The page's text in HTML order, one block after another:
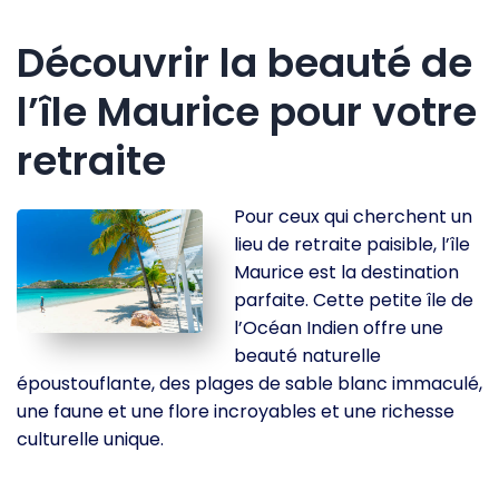
Découvrir la beauté de
l’île Maurice pour votre
retraite
Pour ceux qui cherchent un
lieu de retraite paisible, l’île
Maurice est la destination
parfaite. Cette petite île de
l’Océan Indien offre une
beauté naturelle
époustouflante, des plages de sable blanc immaculé,
une faune et une flore incroyables et une richesse
culturelle unique.